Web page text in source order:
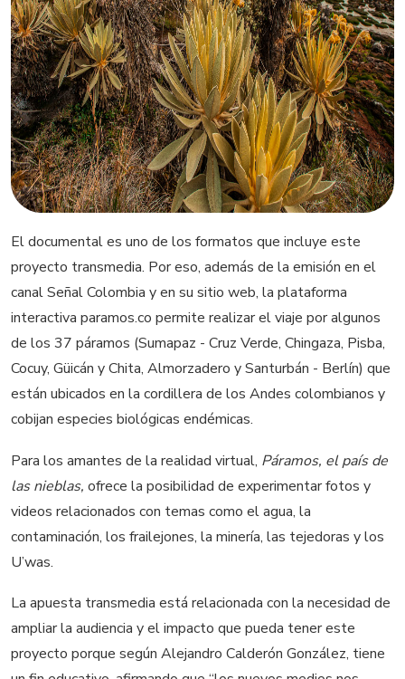
El documental es uno de los formatos que incluye este
proyecto transmedia. Por eso, además de la emisión en el
canal Señal Colombia y en su sitio web, la plataforma
interactiva paramos.co permite realizar el viaje por algunos
de los 37 páramos (Sumapaz - Cruz Verde, Chingaza, Pisba,
Cocuy, Güicán y Chita, Almorzadero y Santurbán - Berlín) que
están ubicados en la cordillera de los Andes colombianos y
cobijan especies biológicas endémicas.
Para los amantes de la realidad virtual, Páramos, el país de
las nieblas, ofrece la posibilidad de experimentar fotos y
videos relacionados con temas como el agua, la
contaminación, los frailejones, la minería, las tejedoras y los
U’was.
La apuesta transmedia está relacionada con la necesidad de
ampliar la audiencia y el impacto que pueda tener este
proyecto porque según Alejandro Calderón González, tiene